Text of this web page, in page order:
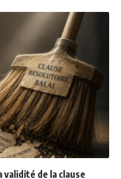
validité de la clause